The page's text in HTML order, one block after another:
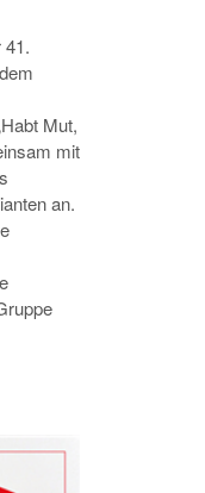
41.
Mut,
mit
an.